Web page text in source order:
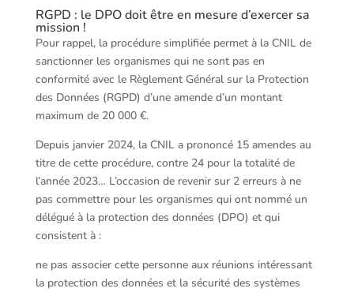
RGPD : le DPO doit être en mesure d’exercer sa
mission !
Pour rappel, la procédure simplifiée permet à la CNIL de
sanctionner les organismes qui ne sont pas en
conformité avec le Règlement Général sur la Protection
des Données (RGPD) d’une amende d’un montant
maximum de 20 000 €.
Depuis janvier 2024, la CNIL a prononcé 15 amendes au
titre de cette procédure, contre 24 pour la totalité de
l’année 2023… L’occasion de revenir sur 2 erreurs à ne
pas commettre pour les organismes qui ont nommé un
délégué à la protection des données (DPO) et qui
consistent à :
ne pas associer cette personne aux réunions intéressant
la protection des données et la sécurité des systèmes